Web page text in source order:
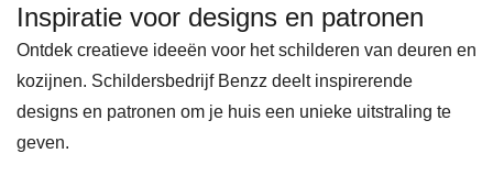
Inspiratie voor designs en patronen
Ontdek creatieve ideeën voor het schilderen van deuren en
kozijnen. Schildersbedrijf Benzz deelt inspirerende
designs en patronen om je huis een unieke uitstraling te
geven.